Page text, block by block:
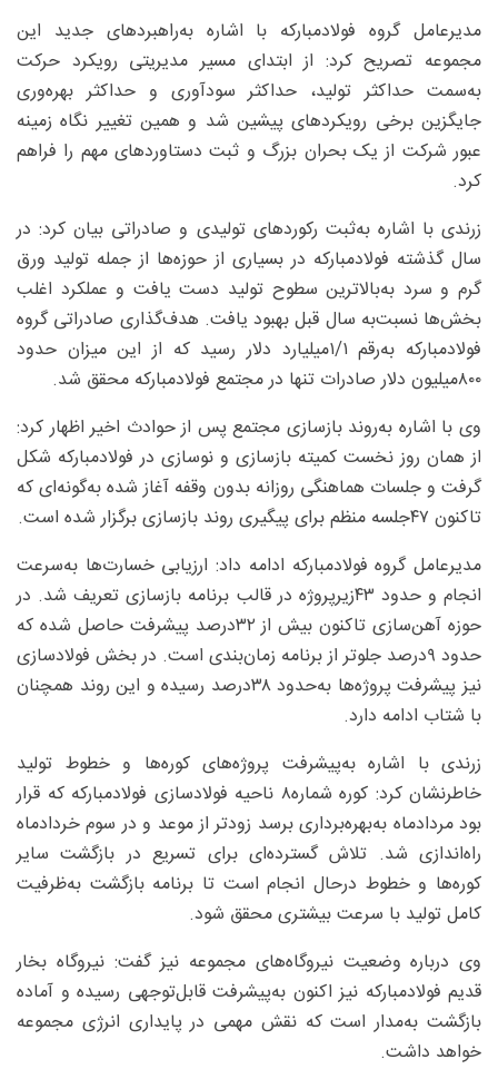
مدیرعامل گروه فولادمبارکه با اشاره به‌راهبردهای جدید این
مجموعه تصریح کرد: از ابتدای مسیر مدیریتی رویکرد حرکت
به‌سمت حداکثر تولید، حداکثر سودآوری و حداکثر بهره‌وری
جایگزین برخی رویکردهای پیشین شد و همین تغییر نگاه زمینه
عبور شرکت از یک بحران بزرگ و ثبت دستاوردهای مهم را فراهم
کرد.
زرندی با اشاره به‌ثبت رکوردهای تولیدی و صادراتی بیان کرد: در
سال گذشته فولادمبارکه در بسیاری از حوزه‌ها از جمله تولید ورق
گرم و سرد به‌بالاترین سطوح تولید دست یافت و عملکرد اغلب
بخش‌ها نسبت‌به‌ سال قبل بهبود یافت. هدف‌گذاری صادراتی گروه
فولادمبارکه به‌رقم ۱/‏۱‌میلیارد دلار رسید که از این میزان حدود
۸۰۰‌میلیون دلار صادرات تنها در مجتمع فولادمبارکه محقق شد.
وی با اشاره به‌روند بازسازی مجتمع پس از حوادث اخیر اظهار کرد:
از همان روز نخست کمیته بازسازی و نوسازی در فولادمبارکه شکل
گرفت و جلسات هماهنگی روزانه بدون وقفه آغاز شده به‌گونه‌ای که
تاکنون ۴۷جلسه منظم برای پیگیری روند بازسازی برگزار شده است.
مدیرعامل گروه فولادمبارکه ادامه داد: ارزیابی خسارت‌ها به‌سرعت
انجام و حدود ۴۳زیرپروژه در قالب برنامه بازسازی تعریف شد. در
حوزه آهن‌سازی تاکنون بیش از ۳۲‌درصد پیشرفت حاصل شده که
حدود ۹‌درصد جلوتر از برنامه زمان‌بندی است. در بخش فولادسازی
نیز پیشرفت پروژه‌ها به‌حدود ۳۸‌درصد رسیده و این روند همچنان
با شتاب ادامه دارد.
زرندی با اشاره به‌پیشرفت پروژه‌های کوره‌ها و خطوط تولید
خاطرنشان کرد: کوره شماره۸ ناحیه فولادسازی فولادمبارکه که قرار
بود مردادماه به‌بهره‌برداری برسد زودتر از موعد و در سوم خردادماه
راه‌اندازی شد. تلاش گسترده‌ای برای تسریع در بازگشت سایر
کوره‌ها و خطوط درحال انجام است تا برنامه بازگشت به‌ظرفیت
کامل تولید با سرعت بیشتری محقق شود.
وی درباره وضعیت نیروگاه‌های مجموعه نیز گفت: نیروگاه بخار
قدیم فولادمبارکه نیز اکنون به‌پیشرفت قابل‌توجهی رسیده و آماده
بازگشت به‌مدار است که نقش مهمی در پایداری انرژی مجموعه
خواهد داشت.